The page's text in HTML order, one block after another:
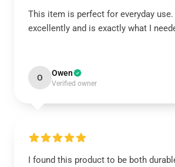
This item is perfect for everyday
excellently and is exactly what I
O Owen
Verified owner
I found this product to be both